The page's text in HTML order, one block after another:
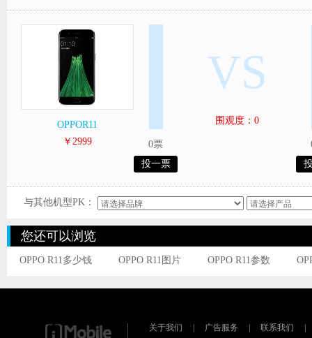
OPPOR11
￥2999
0票
投一票
VS
围观度：0
与其他机型PK：
您还可以浏览
OPPO R11多少钱 OPPO R11图片 OPPO R11参数
关于我们 | 广告服务 | 联系我们 |